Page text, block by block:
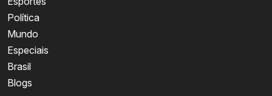
Política
Mundo
Especiais
Brasil
Blogs